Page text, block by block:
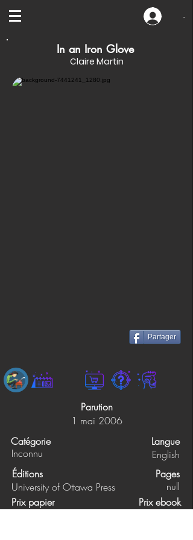
-
In an Iron Glove
Claire Martin
Partager
Parution
1 mai 2006
Catégorie
Inconnu
Langue
English
Éditions
University of Ottawa Press
Pages
null
Prix papier
Prix ebook